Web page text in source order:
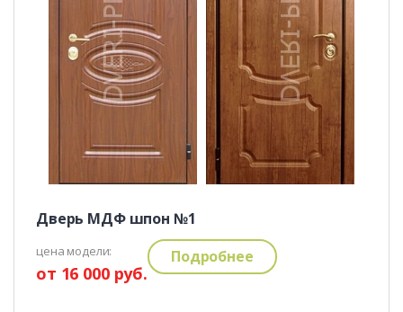
Дверь МДФ шпон №1
цена модели:
от 16 000 руб.
Подробнее